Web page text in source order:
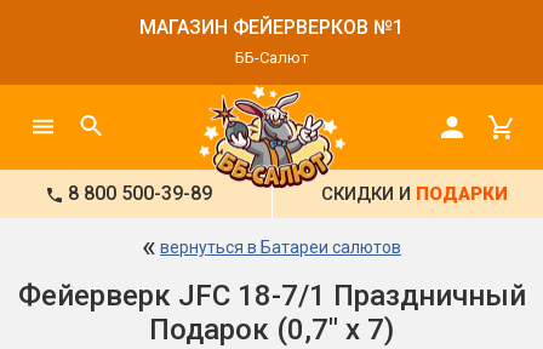
МАГАЗИН ФЕЙЕРВЕРКОВ №1
ББ-Салют
8 800 500-39-89 СКИДКИ И ПОДАРКИ
« вернуться в Батареи салютов
Фейерверк JFС 18-7/1 Праздничный
Подарок (0,7" х 7)